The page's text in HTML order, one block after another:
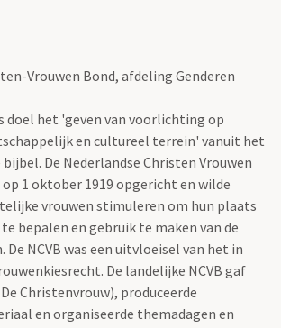
Vrouwen Bond, afdeling Genderen
doel het 'geven van voorlichting op
en cultureel terrein' vanuit het
De Nederlandse Christen Vrouwen
op 1 oktober 1919 opgericht en wilde
vrouwen stimuleren om hun plaats
bepalen en gebruik te maken van de
NCVB was een uitvloeisel van het in
De landelijke NCVB gaf
Christenvrouw), produceerde
en organiseerde themadagen en